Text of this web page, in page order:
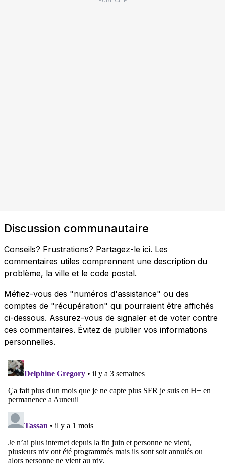
Discussion communautaire
Conseils? Frustrations? Partagez-le ici. Les
commentaires utiles comprennent une description du
problème, la ville et le code postal.
Méfiez-vous des "numéros d'assistance" ou des
comptes de "récupération" qui pourraient être affichés
ci-dessous. Assurez-vous de signaler et de voter contre
ces commentaires. Évitez de publier vos informations
personnelles.